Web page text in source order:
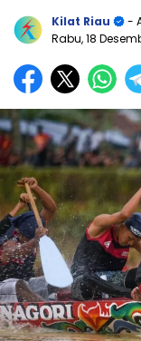
Kilat Riau
-
Rabu, 18